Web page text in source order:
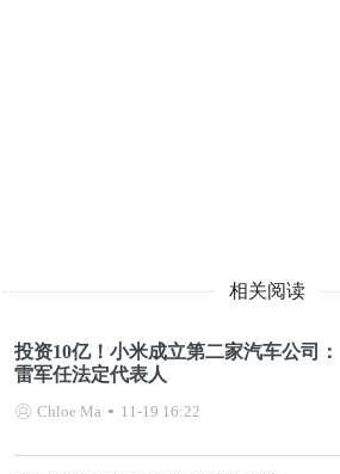
相关阅读
投资10亿！小米成立第二家汽车公司：
雷军任法定代表人
Chloe Ma 11-19 16:22